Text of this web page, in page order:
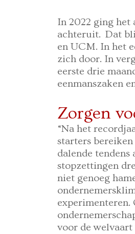
In 2022 ging het
achteruit. Dat
en UCM. In het
zich door. In
eerste drie
eenmanszaken
Zorgen
“Na het
starters
dalende
stopzettingen
niet genoeg
experimenteren.
voor de welvaart